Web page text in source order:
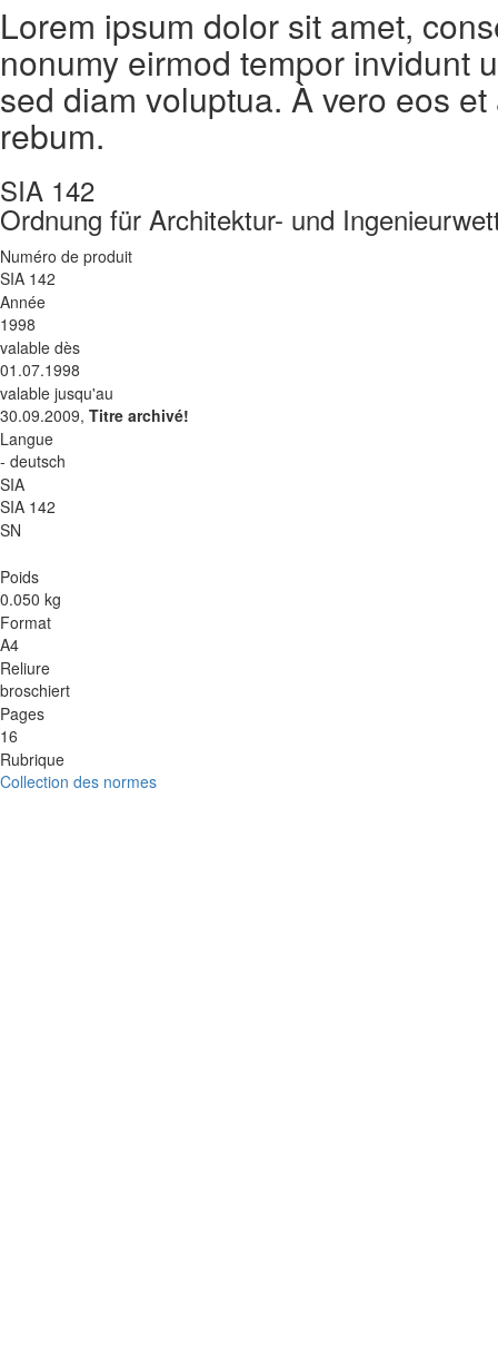
Lorem ipsum dolor sit amet,
nonumy eirmod tempor invidunt
sed diam voluptua. À vero eos
rebum.
SIA 142
Ordnung für Architektur- und
Numéro de produit
SIA 142
Année
1998
valable dès
01.07.1998
valable jusqu'au
30.09.2009, Titre archivé!
Langue
- deutsch
SIA
SIA 142
SN
Poids
0.050 kg
Format
A4
Reliure
broschiert
Pages
16
Rubrique
Collection des normes